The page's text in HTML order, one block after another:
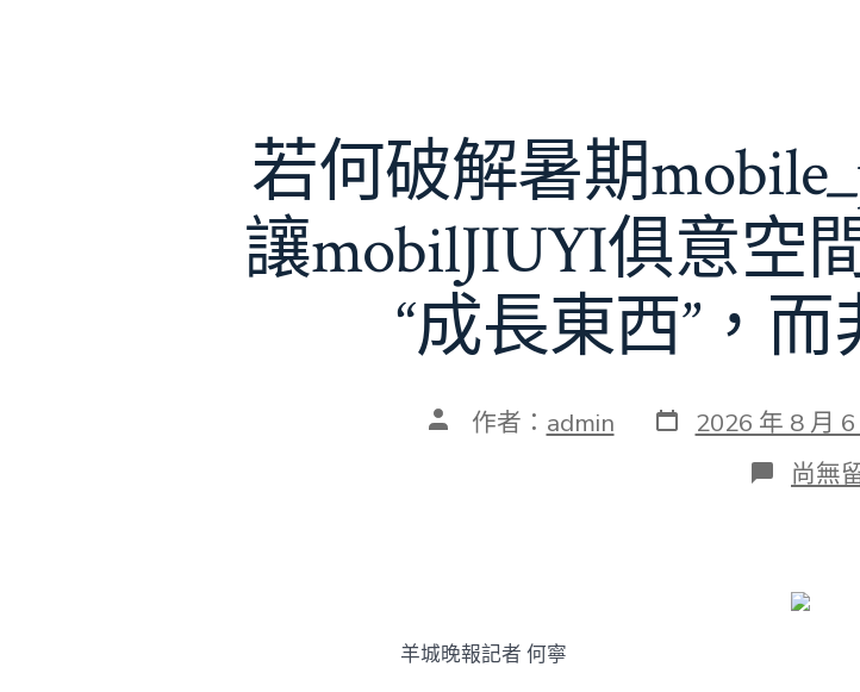
若何破解暑期
讓mobilJIUYI俱意空
“成長東西”，而
文 作者： admin 發
表
2026 年 8 月 6
在
〈若
暑
期
尚無
羊城晚報記者 何寧